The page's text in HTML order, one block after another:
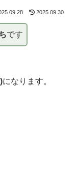
2025.09.30
です
になります。